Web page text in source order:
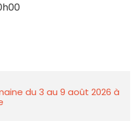
du 3 au 9 août 2026 à